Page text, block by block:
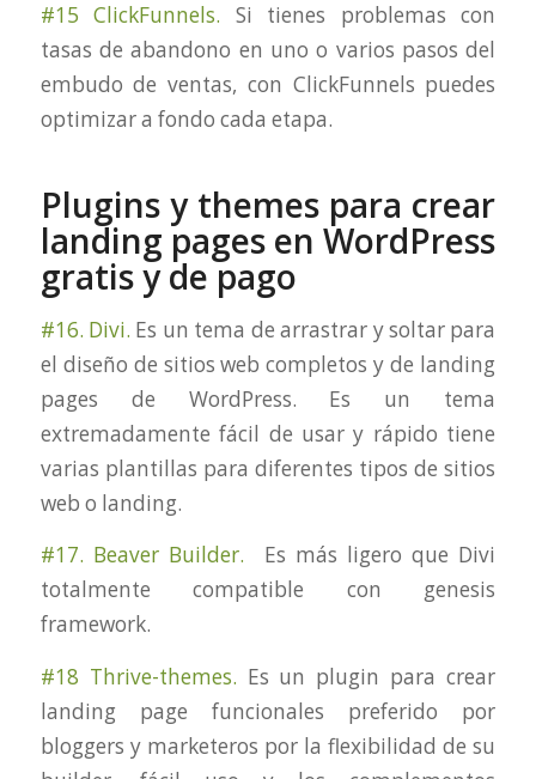
#15 ClickFunnels. Si tienes problemas con
tasas de abandono en uno o varios pasos del
embudo de ventas, con ClickFunnels puedes
optimizar a fondo cada etapa.
Plugins y themes para crear
landing pages en WordPress
gratis y de pago
#16. Divi. Es un tema de arrastrar y soltar para
el diseño de sitios web completos y de landing
pages de WordPress. Es un tema
extremadamente fácil de usar y rápido tiene
varias plantillas para diferentes tipos de sitios
web o landing.
#17. Beaver Builder.
Es más ligero que Divi
totalmente compatible con genesis
framework.
#18 Thrive-themes. Es un plugin para crear
landing page funcionales preferido por
bloggers y marketeros por la flexibilidad de su